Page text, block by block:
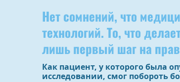
Нет сомнений, что
технологий. То, что
лишь первый шаг на
Как пациент, у которого была
исследовании, смог побороть